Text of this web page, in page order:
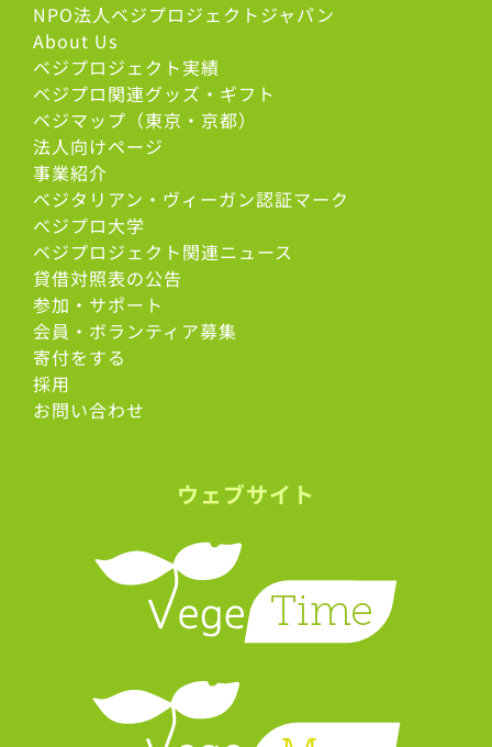
NPO法人ベジプロジェクトジャパン
About Us
ベジプロジェクト実績
ベジプロ関連グッズ・ギフト
ベジマップ（東京・京都）
法人向けページ
事業紹介
ベジタリアン・ヴィーガン認証マーク
べジプロ大学
ベジプロジェクト関連ニュース
貸借対照表の公告
参加・サポート
会員・ボランティア募集
寄付をする
採用
お問い合わせ
ウェブサイト